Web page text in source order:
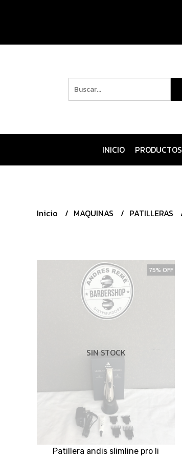
INICIO PRODUCTOS
Inicio MAQUINAS PATILLERAS
75% OFF
SIN STOCK
Patillera andis slimline pro li